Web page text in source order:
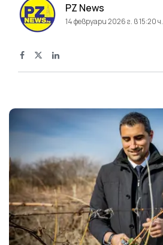
PZ News
14 февруари 2026 г. в 15:20 ч.